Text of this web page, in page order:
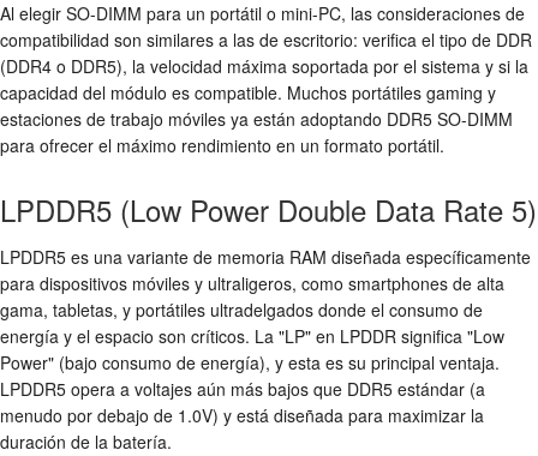
Al elegir SO-DIMM para un portátil o mini-PC, las consideraciones de
compatibilidad son similares a las de escritorio: verifica el tipo de DDR
(DDR4 o DDR5), la velocidad máxima soportada por el sistema y si la
capacidad del módulo es compatible. Muchos portátiles gaming y
estaciones de trabajo móviles ya están adoptando DDR5 SO-DIMM
para ofrecer el máximo rendimiento en un formato portátil.
LPDDR5 (Low Power Double Data Rate 5)
LPDDR5 es una variante de memoria RAM diseñada específicamente
para dispositivos móviles y ultraligeros, como smartphones de alta
gama, tabletas, y portátiles ultradelgados donde el consumo de
energía y el espacio son críticos. La "LP" en LPDDR significa "Low
Power" (bajo consumo de energía), y esta es su principal ventaja.
LPDDR5 opera a voltajes aún más bajos que DDR5 estándar (a
menudo por debajo de 1.0V) y está diseñada para maximizar la
duración de la batería.